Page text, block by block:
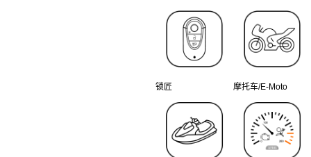
锁匠 摩托车/E-Moto